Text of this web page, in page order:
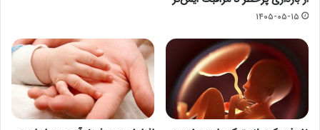
۱۴۰۵-۰۵-۱۵